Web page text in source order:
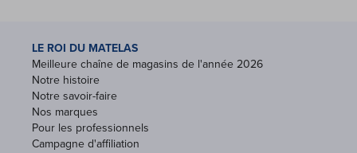
LE ROI DU MATELAS
Meilleure chaîne de magasins de l'année 2026
Notre histoire
Notre savoir-faire
Nos marques
Pour les professionnels
Campagne d'affiliation